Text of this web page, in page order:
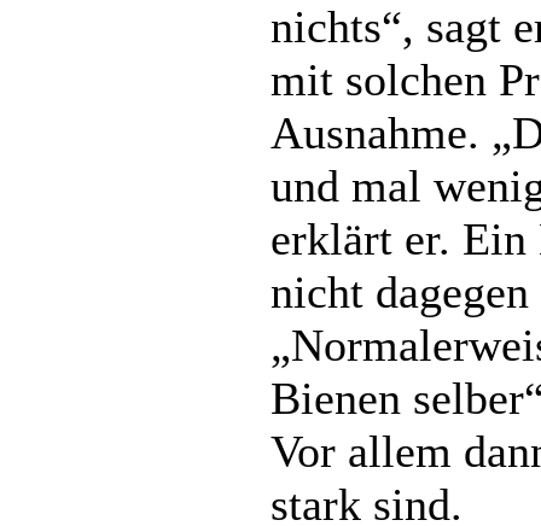
nichts“, sagt
mit solchen
Ausnahme.
und mal
erklärt er.
nicht dagegen
Bienen
Vor allem
stark sind.